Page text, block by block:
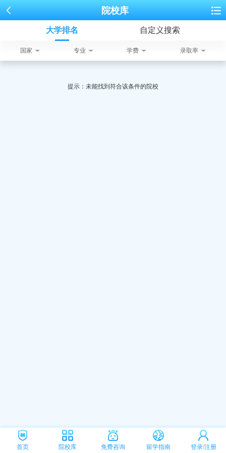
院校库
大学排名 自定义搜索
国家 专业 学费 录取率
提示：未能找到符合该条件的院校
首页 院校库 免费咨询 留学指南 登录/注册